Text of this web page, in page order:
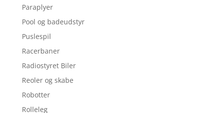
Paraplyer
Pool og badeudstyr
Puslespil
Racerbaner
Radiostyret Biler
Reoler og skabe
Robotter
Rolleleg